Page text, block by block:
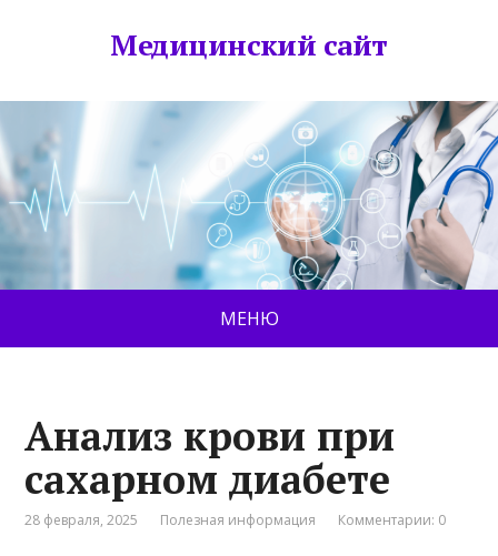
Медицинский сайт
МЕНЮ
Анализ крови при
сахарном диабете
28 февраля, 2025 Полезная информация Комментарии: 0